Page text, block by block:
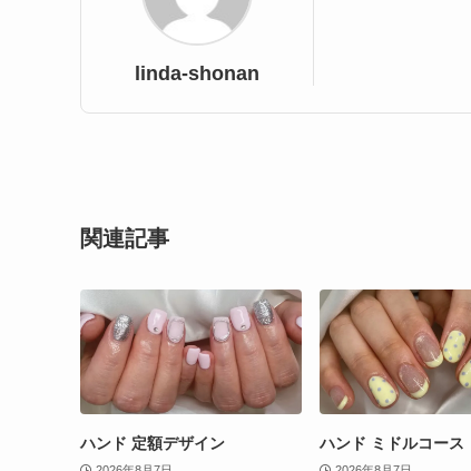
linda-shonan
関連記事
ハンド 定額デザイン ハンド ミドルコース